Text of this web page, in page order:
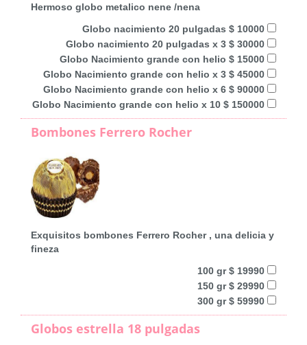
Hermoso globo metalico nene /nena
Globo nacimiento 20 pulgadas $ 10000
Globo nacimiento 20 pulgadas x 3 $ 30000
Globo Nacimiento grande con helio $ 15000
Globo Nacimiento grande con helio x 3 $ 45000
Globo Nacimiento grande con helio x 6 $ 90000
Globo Nacimiento grande con helio x 10 $ 150000
Bombones Ferrero Rocher
Exquisitos bombones Ferrero Rocher , una delicia y
fineza
100 gr $ 19990
150 gr $ 29990
300 gr $ 59990
Globos estrella 18 pulgadas